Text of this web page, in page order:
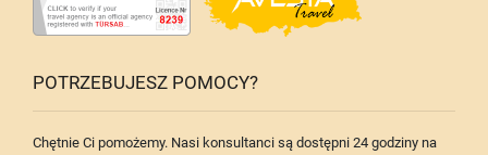
POTRZEBUJESZ POMOCY?
Chętnie Ci pomożemy. Nasi konsultanci są dostępni 24 godziny na